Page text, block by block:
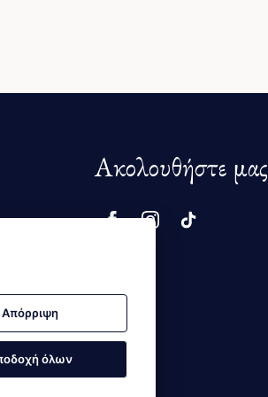
Ακολουθήστε μας
Απόρριψη
όλων